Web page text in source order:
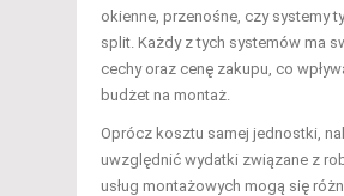
okienne, przenośne, czy systemy
split. Każdy z tych systemów ma
cechy oraz cenę zakupu, co
budżet na montaż.
Oprócz kosztu samej jednostki,
uwzględnić wydatki związane z
usług montażowych mogą się